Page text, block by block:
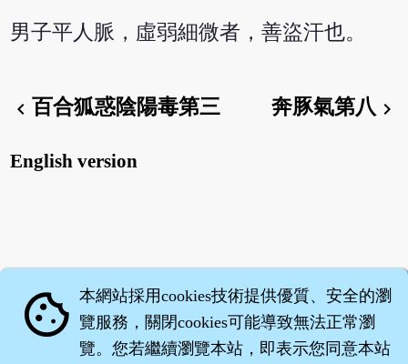
男子平人脈，虛弱細微者，善盜汗也。
chevron_left 百合狐惑陰陽毒第三 奔豚氣第八chevron_right
English version
cookie 本網站採用cookies技術提供優質、安全的瀏
覽服務，關閉cookies可能導致無法正常瀏
覽。您若繼續瀏覽本站，即表示您同意本站